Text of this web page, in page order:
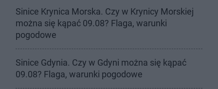
Sinice Krynica Morska. Czy w Krynicy Morskiej
można się kąpać 09.08? Flaga, warunki
pogodowe
Sinice Gdynia. Czy w Gdyni można się kąpać
09.08? Flaga, warunki pogodowe